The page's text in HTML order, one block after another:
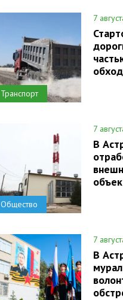
Транспорт
7
Общество
7
В
7
В